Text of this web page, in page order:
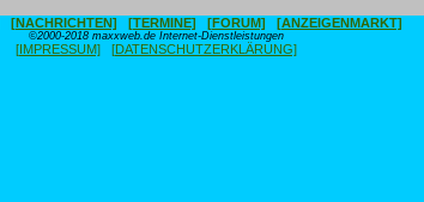
[NACHRICHTEN] [TERMINE] [FORUM] [ANZEIGENMARKT]
©2000-2018 maxxweb.de Internet-Dienstleistungen
[IMPRESSUM] [DATENSCHUTZERKLÄRUNG]